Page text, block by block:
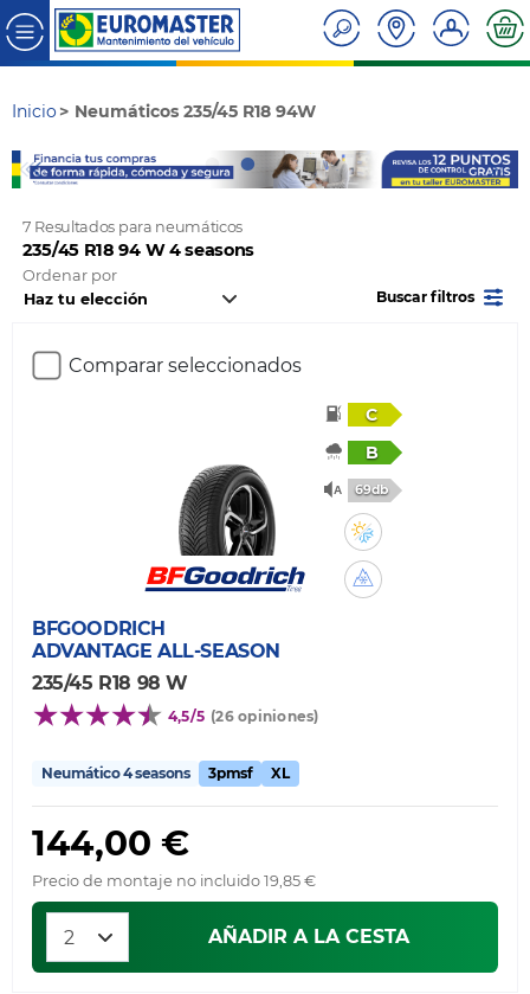
Inicio Neumáticos 235/45 R18 94W
7 Resultados para neumáticos
235/45 R18 94 W 4 seasons
Ordenar por
Buscar filtros
Comparar seleccionados
C
B
69db
BFGOODRICH
ADVANTAGE ALL-SEASON
235/45 R18 98 W
4,5/5 (26 opiniones)
Neumático 4 seasons 3pmsf XL
144,00 €
Precio de montaje no incluido 19,85 €
AÑADIR A LA CESTA